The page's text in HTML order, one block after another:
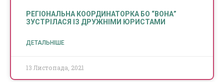
РЕГІОНАЛЬНА КООРДИНАТОРКА БО “ВОНА”
ЗУСТРІЛАСЯ ІЗ ДРУЖНІМИ ЮРИСТАМИ
ДЕТАЛЬНІШЕ
13 Листопада, 2021